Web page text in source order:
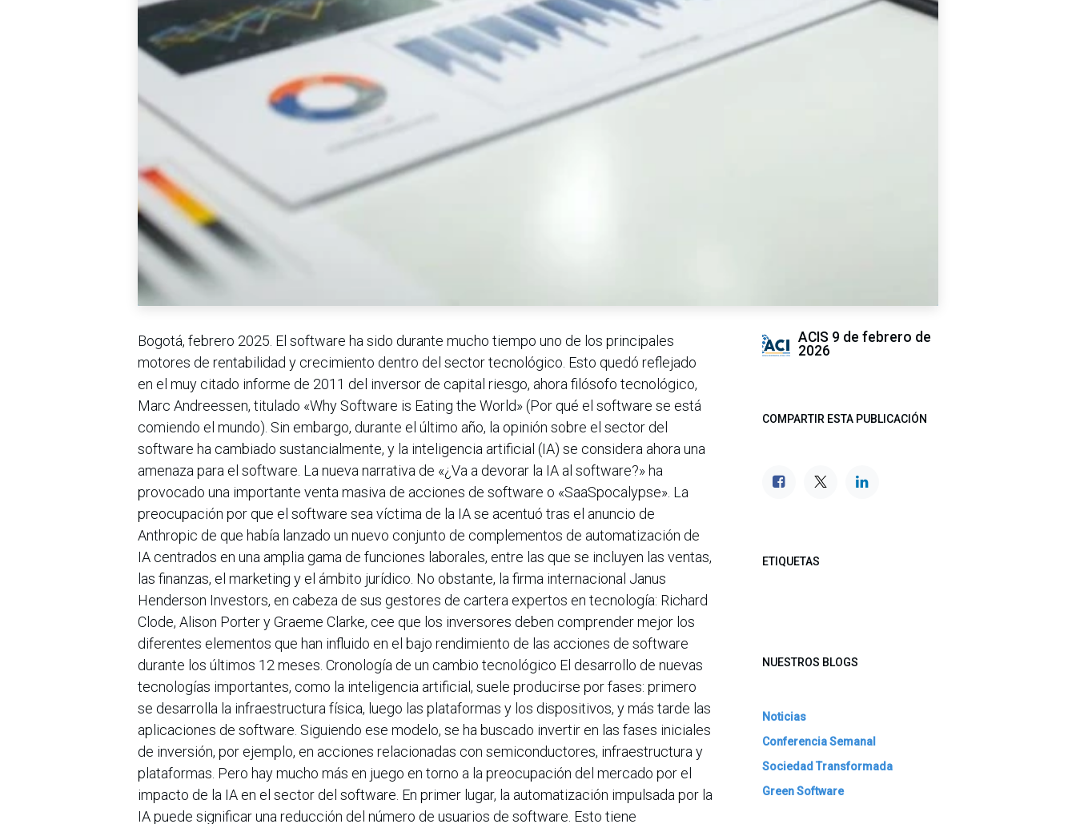
Bogotá, febrero 2025. El software ha sido durante mucho tiempo uno de los principales
motores de rentabilidad y crecimiento dentro del sector tecnológico. Esto quedó reflejado
en el muy citado informe de 2011 del inversor de capital riesgo, ahora filósofo tecnológico,
Marc Andreessen, titulado «Why Software is Eating the World» (Por qué el software se está
comiendo el mundo). Sin embargo, durante el último año, la opinión sobre el sector del
software ha cambiado sustancialmente, y la inteligencia artificial (IA) se considera ahora una
amenaza para el software. La nueva narrativa de «¿Va a devorar la IA al software?» ha
provocado una importante venta masiva de acciones de software o «SaaSpocalypse». La
preocupación por que el software sea víctima de la IA se acentuó tras el anuncio de
Anthropic de que había lanzado un nuevo conjunto de complementos de automatización de
IA centrados en una amplia gama de funciones laborales, entre las que se incluyen las ventas,
las finanzas, el marketing y el ámbito jurídico. No obstante, la firma internacional Janus
Henderson Investors, en cabeza de sus gestores de cartera expertos en tecnología: Richard
Clode, Alison Porter y Graeme Clarke, cee que los inversores deben comprender mejor los
diferentes elementos que han influido en el bajo rendimiento de las acciones de software
durante los últimos 12 meses. Cronología de un cambio tecnológico El desarrollo de nuevas
tecnologías importantes, como la inteligencia artificial, suele producirse por fases: primero
se desarrolla la infraestructura física, luego las plataformas y los dispositivos, y más tarde las
aplicaciones de software. Siguiendo ese modelo, se ha buscado invertir en las fases iniciales
de inversión, por ejemplo, en acciones relacionadas con semiconductores, infraestructura y
plataformas. Pero hay mucho más en juego en torno a la preocupación del mercado por el
impacto de la IA en el sector del software. En primer lugar, la automatización impulsada por la
IA puede significar una reducción del número de usuarios de software. Esto tiene
ACIS 9 de febrero de
2026
COMPARTIR ESTA PUBLICACIÓN
ETIQUETAS
NUESTROS BLOGS
Noticias
Conferencia Semanal
Sociedad Transformada
Green Software